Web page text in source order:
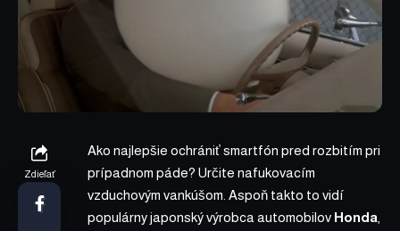
Zdieľať
Ako najlepšie ochrániť smartfón pred rozbitím pri
prípadnom páde? Určite nafukovacím
vzduchovým vankúšom. Aspoň takto to vidí
populárny japonský výrobca automobilov Honda